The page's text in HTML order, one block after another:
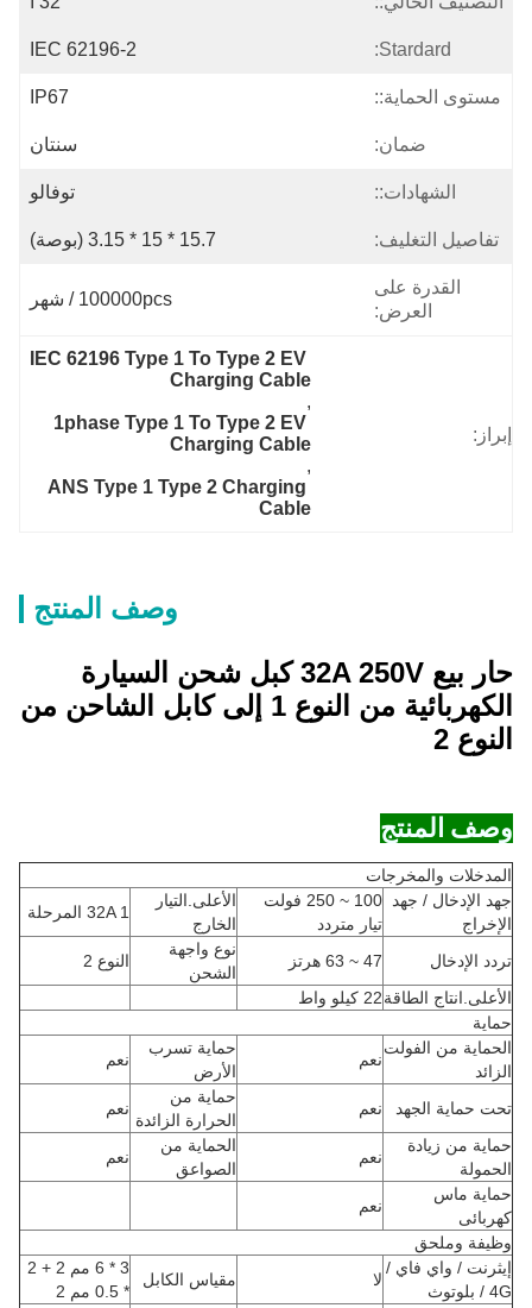
Stardard:
IEC 62196-2
مستوى الحماية:: IP67
ضمان: سنتان
الشهادات:: توفالو
تفاصيل التغليف: 15.7 * 15 * 3.15 (بوصة)
القدرة على
العرض:
100000pcs / شهر
إبراز:
IEC 62196 Type 1 To Type 2 EV
Charging Cable
,
1phase Type 1 To Type 2 EV
Charging Cable
,
ANS Type 1 Type 2 Charging
Cable
وصف المنتج
حار بيع 32A 250V كبل شحن السيارة
الكهربائية من النوع 1 إلى كابل الشاحن من
النوع 2
وصف المنتج
المدخلات والمخرجات
جهد الإدخال / جهد
الإخراج
100 ~ 250 فولت
تيار متردد
الأعلى.التيار
الخارج
32A 1 المرحلة
تردد الإدخال 47 ~ 63 هرتز
نوع واجهة
الشحن
النوع 2
الأعلى.انتاج الطاقة22 كيلو واط
حماية
الحماية من الفولت
الزائد
نعم
حماية تسرب
الأرض
نعم
تحت حماية الجهد نعم
حماية من
الحرارة الزائدة
نعم
حماية من زيادة
الحمولة
نعم
الحماية من
الصواعق
نعم
حماية ماس
كهربائى
نعم
وظيفة وملحق
إيثرنت / واي فاي /
4G / بلوتوث
لا مقياس الكابل
3 * 6 مم 2 + 2
* 0.5 مم 2